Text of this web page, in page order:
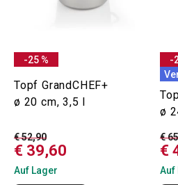
-25 %
Topf GrandCHEF+
ø 20 cm, 3,5 l
€ 52,90
€ 39,60
Auf Lager
-
ø
€
€
Auf